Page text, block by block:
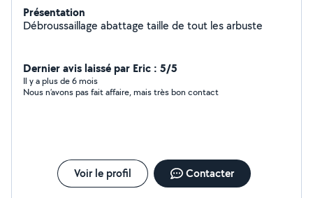
Présentation
Débroussaillage abattage taille de tout les arbuste
Dernier avis laissé par Eric : 5/5
Il y a plus de 6 mois
Nous n’avons pas fait affaire, mais très bon contact
Voir le profil Contacter